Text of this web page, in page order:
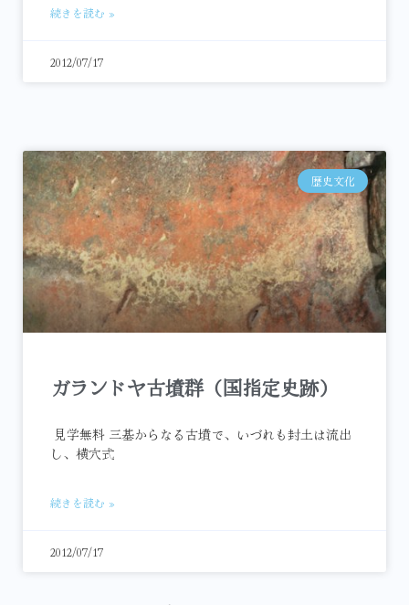
続きを読む »
2012/07/17
歴史文化
ガランドヤ古墳群（国指定史跡）
見学無料 三基からなる古墳で、いづれも封土は流出
し、横穴式
続きを読む »
2012/07/17